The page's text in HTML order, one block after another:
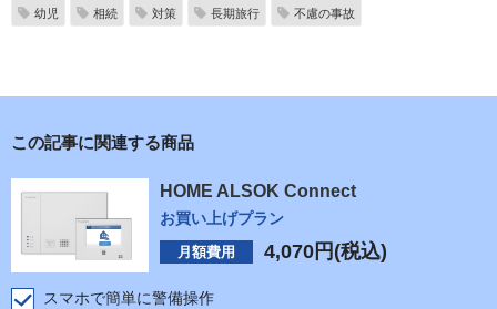
幼児 相続 対策 長期旅行 不慮の事故
この記事に関連する商品
HOME ALSOK Connect
お買い上げプラン
月額費用 4,070 円(税込)
スマホで簡単に警備操作